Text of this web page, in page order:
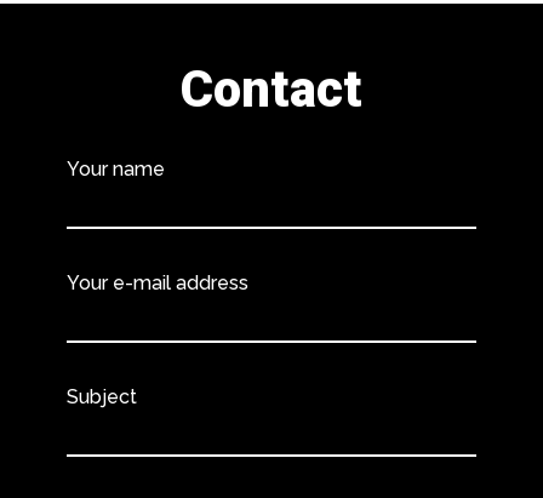
Contact
Your name
Your e-mail address
Subject